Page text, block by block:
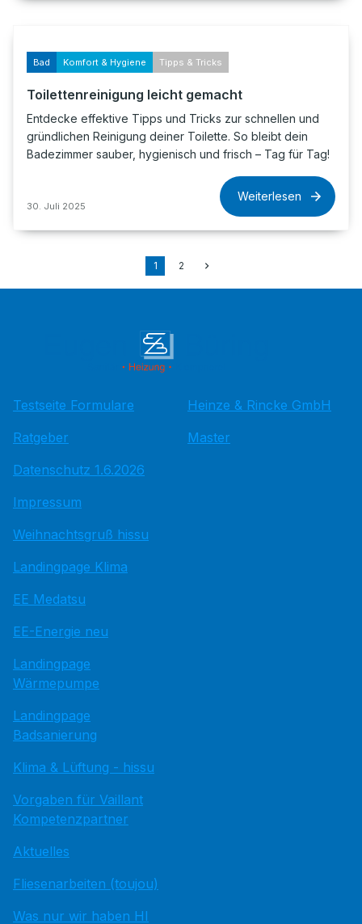
Bad Komfort & Hygiene Tipps & Tricks
Toilettenreinigung leicht gemacht
Entdecke effektive Tipps und Tricks zur schnellen und
gründlichen Reinigung deiner Toilette. So bleibt dein
Badezimmer sauber, hygienisch und frisch – Tag für Tag!
30. Juli 2025
Weiterlesen
1 2
Testseite Formulare
Ratgeber
Datenschutz 1.6.2026
Impressum
Weihnachtsgruß hissu
Landingpage Klima
EE Medatsu
EE-Energie neu
Landingpage
Wärmepumpe
Landingpage
Badsanierung
Klima & Lüftung - hissu
Vorgaben für Vaillant
Kompetenzpartner
Aktuelles
Fliesenarbeiten (toujou)
Was nur wir haben HI
Heinze & Rincke GmbH
Master